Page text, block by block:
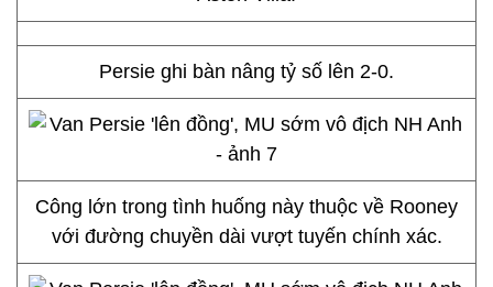
Persie ghi bàn nâng tỷ số lên 2-0.
Công lớn trong tình huống này thuộc về Rooney
với đường chuyền dài vượt tuyến chính xác.